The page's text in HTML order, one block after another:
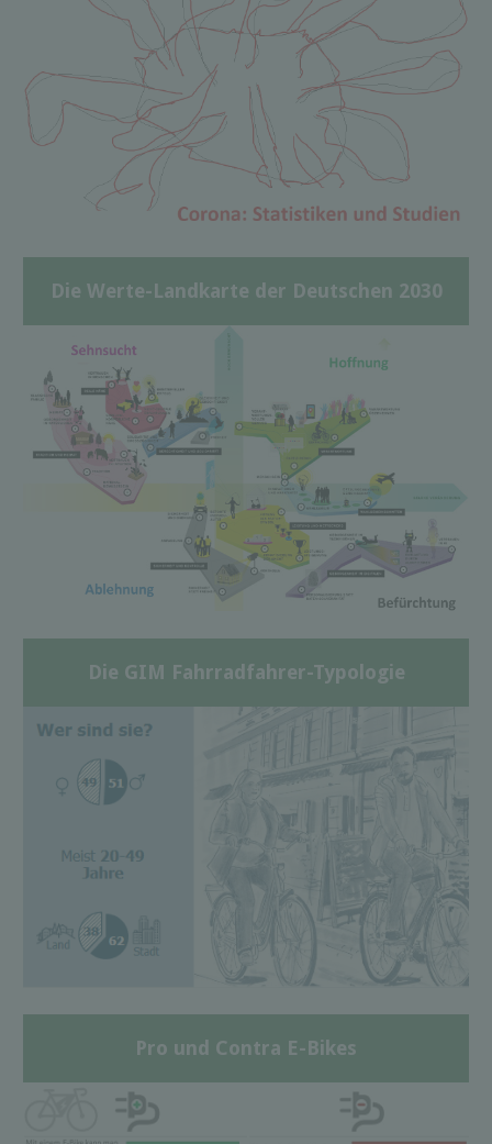
Die Werte-Landkarte der Deutschen 2030
Die GIM Fahrradfahrer-Typologie
Pro und Contra E-Bikes